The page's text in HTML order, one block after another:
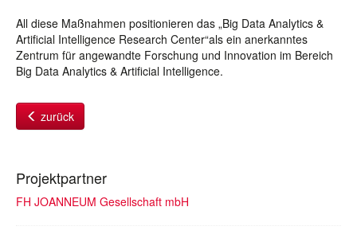
All diese Maßnahmen positionieren das „Big Data Analytics &
Artificial Intelligence Research Center“als ein anerkanntes
Zentrum für angewandte Forschung und Innovation im Bereich
Big Data Analytics & Artificial Intelligence.
zurück
Projektpartner
FH JOANNEUM Gesellschaft mbH